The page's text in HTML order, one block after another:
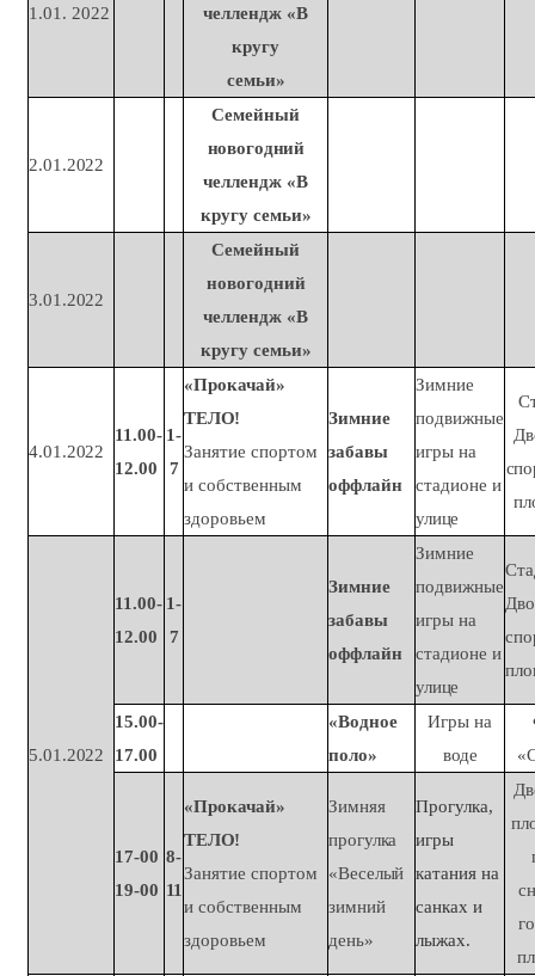
1.01. 2022
челлендж «В
кругу
семьи»
2.01.2022
Семейный
новогодний
челлендж «В
кругусемьи»
3.01.2022
Семейный
новогодний
челлендж «В
кругусемьи»
4.01.2022
11.00-
12.00
1-
7
«Прокачай»
ТЕЛО!
Занятие спортом
и собственным
здоровьем
Зимние
забавы
оффлайн
Зимние
подвижные
игры на
стадионе и
улице
5.01.2022
11.00-
12.00
1-
7
Зимние
забавы
оффлайн
Зимние
подвижные
игры на
стадионе и
улице
15.00-
17.00
«Водное
поло»
Игры на
воде
17-00
19-00
8-
11
«Прокачай»
ТЕЛО!
Занятие спортом
и собственным
здоровьем
Зимняя
прогулка
«Веселый
зимний
день»
Прогулка,
игры
катания на
санках и
лыжах.